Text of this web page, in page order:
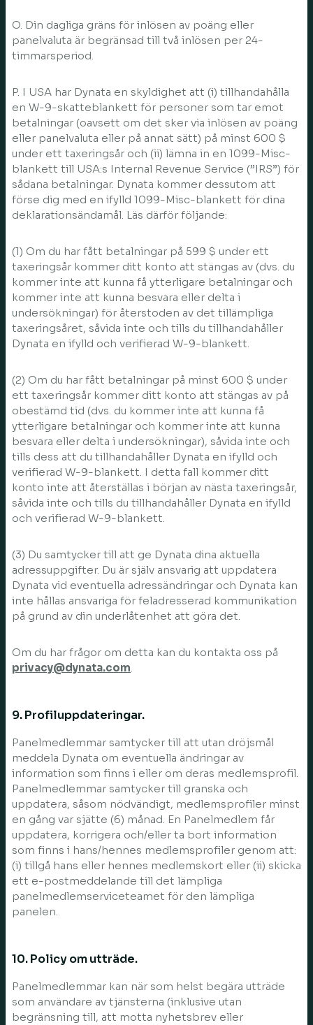
O. Din dagliga gräns för inlösen av poäng eller
panelvaluta är begränsad till två inlösen per 24-
timmarsperiod.
P. I USA har Dynata en skyldighet att (i) tillhandahålla
en W-9-skatteblankett för personer som tar emot
betalningar (oavsett om det sker via inlösen av poäng
eller panelvaluta eller på annat sätt) på minst 600 $
under ett taxeringsår och (ii) lämna in en 1099-Misc-
blankett till USA:s Internal Revenue Service (”IRS”) för
sådana betalningar. Dynata kommer dessutom att
förse dig med en ifylld 1099-Misc-blankett för dina
deklarationsändamål. Läs därför följande:
(1) Om du har fått betalningar på 599 $ under ett
taxeringsår kommer ditt konto att stängas av (dvs. du
kommer inte att kunna få ytterligare betalningar och
kommer inte att kunna besvara eller delta i
undersökningar) för återstoden av det tillämpliga
taxeringsåret, såvida inte och tills du tillhandahåller
Dynata en ifylld och verifierad W-9-blankett.
(2) Om du har fått betalningar på minst 600 $ under
ett taxeringsår kommer ditt konto att stängas av på
obestämd tid (dvs. du kommer inte att kunna få
ytterligare betalningar och kommer inte att kunna
besvara eller delta i undersökningar), såvida inte och
tills dess att du tillhandahåller Dynata en ifylld och
verifierad W-9-blankett. I detta fall kommer ditt
konto inte att återställas i början av nästa taxeringsår,
såvida inte och tills du tillhandahåller Dynata en ifylld
och verifierad W-9-blankett.
(3) Du samtycker till att ge Dynata dina aktuella
adressuppgifter. Du är själv ansvarig att uppdatera
Dynata vid eventuella adressändringar och Dynata kan
inte hållas ansvariga för feladresserad kommunikation
på grund av din underlåtenhet att göra det.
Om du har frågor om detta kan du kontakta oss på
privacy@dynata.com.
9. Profiluppdateringar.
Panelmedlemmar samtycker till att utan dröjsmål
meddela Dynata om eventuella ändringar av
information som finns i eller om deras medlemsprofil.
Panelmedlemmar samtycker till granska och
uppdatera, såsom nödvändigt, medlemsprofiler minst
en gång var sjätte (6) månad. En Panelmedlem får
uppdatera, korrigera och/eller ta bort information
som finns i hans/hennes medlemsprofiler genom att:
(i) tillgå hans eller hennes medlemskort eller (ii) skicka
ett e-postmeddelande till det lämpliga
panelmedlemserviceteamet för den lämpliga
panelen.
10. Policy om utträde.
Panelmedlemmar kan när som helst begära utträde
som användare av tjänsterna (inklusive utan
begränsning till, att motta nyhetsbrev eller